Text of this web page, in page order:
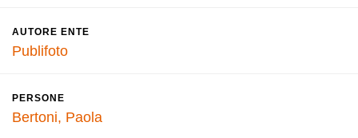
AUTORE ENTE
Publifoto
PERSONE
Bertoni, Paola